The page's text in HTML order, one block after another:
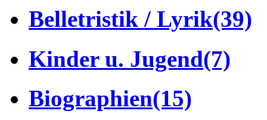
Belletristik / Lyrik(39)
Kinder u. Jugend(7)
Biographien(15)